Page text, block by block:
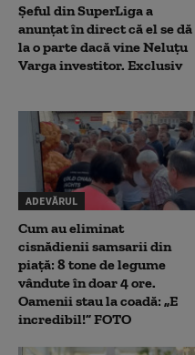
Șeful din SuperLiga a
anunțat în direct că el se dă
la o parte dacă vine Neluțu
Varga investitor. Exclusiv
ADEVĂRUL
Cum au eliminat
cisnădienii samsarii din
piață: 8 tone de legume
vândute în doar 4 ore.
Oamenii stau la coadă: „E
incredibil!” FOTO